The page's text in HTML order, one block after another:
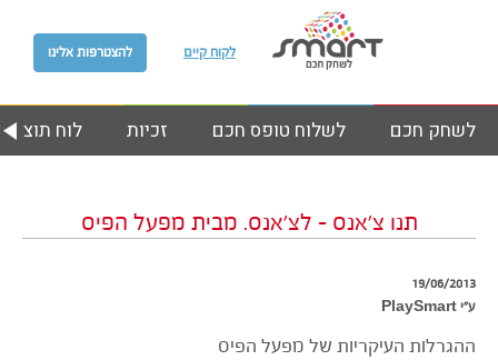
להצטרפות אלינו לקוח קיים
לוח זכיות לשלוח טופס חכם לשחק חכם
תנו צ’אנס – לצ’אנס. מבית מפעל הפיס
19/06/2013
ע״י PlaySmart
ההגרלות העיקריות של מפעל הפיס